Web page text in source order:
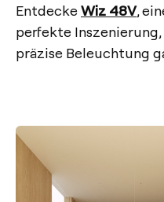
EntdeckeWiz 48V,
perfekte
präzise Beleuchtung